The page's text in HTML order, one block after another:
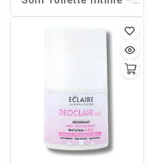
Gel lavant pH 8,
hypoallergénique, qui
apaise, hydrate et
protège la zone intime
pour un confort
quotidien.